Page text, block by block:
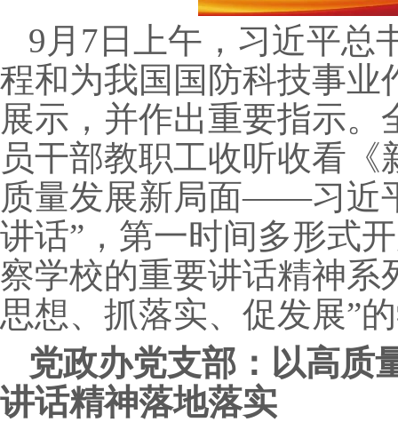
9 月 7 日上午，习近平总
程和为我国国防科技事业
展示，并作出重要指示
员干部教职工收听收看
质量发展新局面——习近
讲话”，第一时间多形式
察学校的重要讲话精神系
思想、抓落实、促发展”
党政办党支部：以高质
讲话精神落地落实